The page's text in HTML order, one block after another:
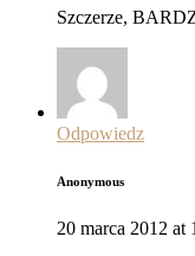
Szczerze,
Odpowiedz
Anonymous
20 marca 2012 at